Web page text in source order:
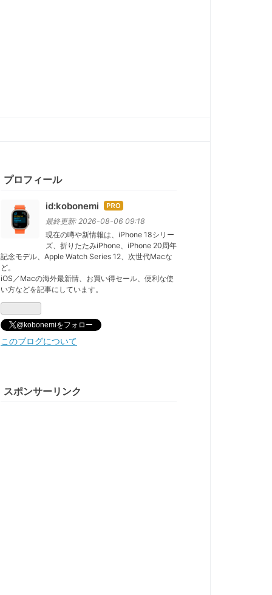
プロフィール
id:kobonemi はて
なブ
ログ
Pro
最終更新: 2026-08-06 09:18
現在の噂や新情報は、iPhone 18シリー
ズ、折りたたみiPhone、iPhone 20周年
記念モデル、Apple Watch Series 12、次世代Macな
ど。
iOS／Macの海外最新情、お買い得セール、便利な使
い方などを記事にしています。
@kobonemiをフォロー
このブログについて
スポンサーリンク